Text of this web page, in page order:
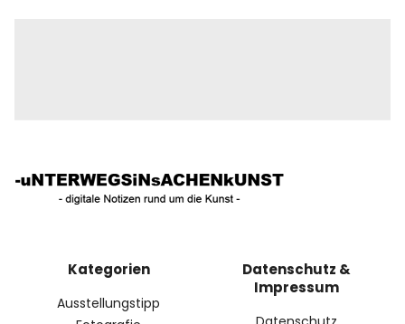
Kategorien
Ausstellungstipp
Datenschutz &
Impressum